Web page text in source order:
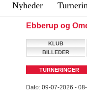
Nyheder
Ebberup og
KLUB
BILLEDER
TURNERINGER
Dato: 09-07-2026 -